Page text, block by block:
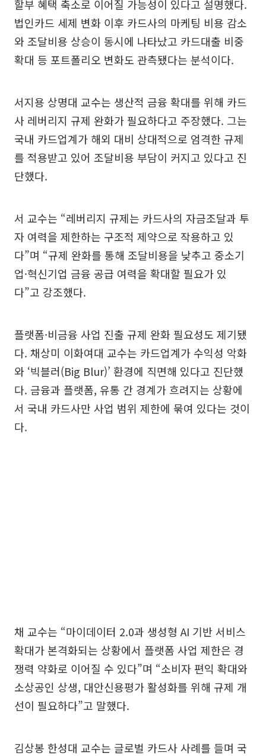
할부 혜택 축소로 이어질 가능성이 있다고 설명했다.
법인카드 세제 변화 이후 카드사의 마케팅 비용 감소
와 조달비용 상승이 동시에 나타났고 카드대출 비중
확대 등 포트폴리오 변화도 관측됐다는 분석이다.
서지용 상명대 교수는 생산적 금융 확대를 위해 카드
사 레버리지 규제 완화가 필요하다고 주장했다. 그는
국내 카드업계가 해외 대비 상대적으로 엄격한 규제
를 적용받고 있어 조달비용 부담이 커지고 있다고 진
단했다.
서 교수는 “레버리지 규제는 카드사의 자금조달과 투
자 여력을 제한하는 구조적 제약으로 작용하고 있
다”며 “규제 완화를 통해 조달비용을 낮추고 중소기
업·혁신기업 금융 공급 여력을 확대할 필요가 있
다”고 강조했다.
플랫폼·비금융 사업 진출 규제 완화 필요성도 제기됐
다. 채상미 이화여대 교수는 카드업계가 수익성 악화
와 ‘빅블러(Big Blur)’ 환경에 직면해 있다고 진단했
다. 금융과 플랫폼, 유통 간 경계가 흐려지는 상황에
서 국내 카드사만 사업 범위 제한에 묶여 있다는 것이
다.
채 교수는 “마이데이터 2.0과 생성형 AI 기반 서비스
확대가 본격화되는 상황에서 플랫폼 사업 제한은 경
쟁력 약화로 이어질 수 있다”며 “소비자 편익 확대와
소상공인 상생, 대안신용평가 활성화를 위해 규제 개
선이 필요하다”고 말했다.
김상봉 한성대 교수는 글로벌 카드사 사례를 들며 국